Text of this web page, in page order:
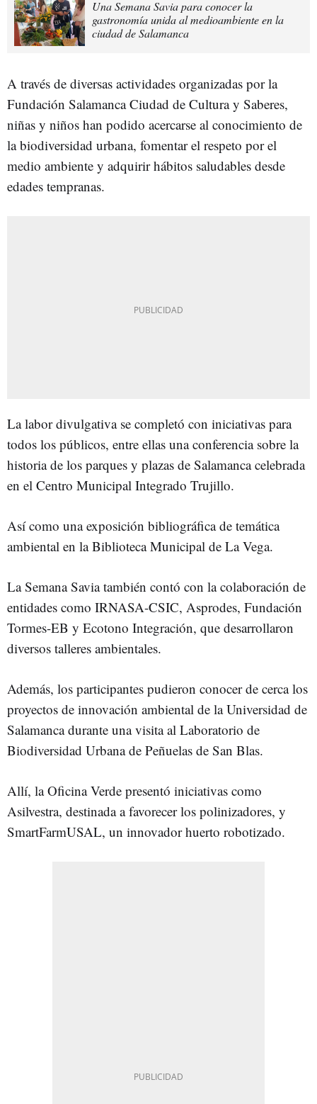
Una Semana Savia para conocer la
gastronomía unida al medioambiente en la
ciudad de Salamanca
A través de diversas actividades organizadas por la
Fundación Salamanca Ciudad de Cultura y Saberes,
niñas y niños han podido acercarse al conocimiento de
la biodiversidad urbana, fomentar el respeto por el
medio ambiente y adquirir hábitos saludables desde
edades tempranas.
La labor divulgativa se completó con iniciativas para
todos los públicos, entre ellas una conferencia sobre la
historia de los parques y plazas de Salamanca celebrada
en el Centro Municipal Integrado Trujillo.
Así como una exposición bibliográfica de temática
ambiental en la Biblioteca Municipal de La Vega.
La Semana Savia también contó con la colaboración de
entidades como IRNASA-CSIC, Asprodes, Fundación
Tormes-EB y Ecotono Integración, que desarrollaron
diversos talleres ambientales.
Además, los participantes pudieron conocer de cerca los
proyectos de innovación ambiental de la Universidad de
Salamanca durante una visita al Laboratorio de
Biodiversidad Urbana de Peñuelas de San Blas.
Allí, la Oficina Verde presentó iniciativas como
Asilvestra, destinada a favorecer los polinizadores, y
SmartFarmUSAL, un innovador huerto robotizado.